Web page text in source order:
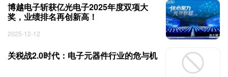
博越电子斩获亿光电子2025年度双项大
奖，业绩排名再创新高！
2025-12-12
关税战2.0时代：电子元器件行业的危与机